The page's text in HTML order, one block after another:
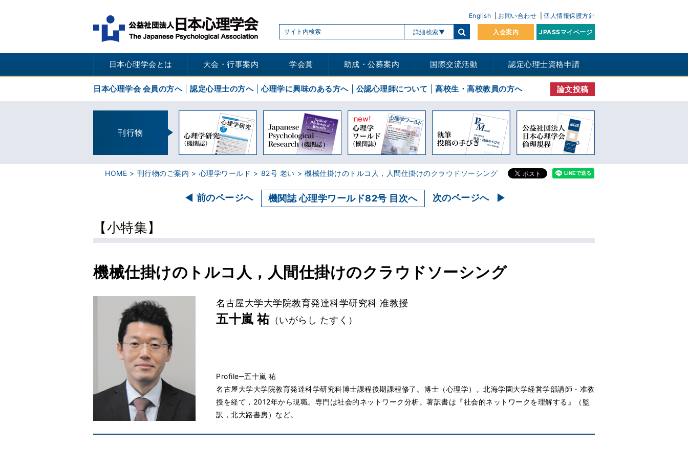
English お問い合わせ 個人情報保護方針
詳細検索 入会案内 JPASSマイページ
日本心理学会とは 大会・行事案内 学会賞 助成・公募案内 国際交流活動 認定心理士資格申請
日本心理学会 会員の方へ 認定心理士の方へ 心理学に興味のある方へ 公認心理師について 高校生・高校教員の方へ 論文投稿
刊行物
HOME 刊行物のご案内 心理学ワールド 82号 老い 機械仕掛けのトルコ人，人間仕掛けのクラウドソーシング
前のページへ 機関誌 心理学ワールド82号 目次へ 次のページへ
【小特集】
機械仕掛けのトルコ人，人間仕掛けのクラウドソーシング
名古屋大学大学院教育発達科学研究科 准教授
五十嵐 祐（いがらし たすく）
Profile─五十嵐 祐
名古屋大学大学院教育発達科学研究科博士課程後期課程修了。博士（心理学）。北海学園大学経営学部講師・准教
授を経て，2012年から現職。専門は社会的ネットワーク分析。著訳書は『社会的ネットワークを理解する』（監
訳，北大路書房）など。